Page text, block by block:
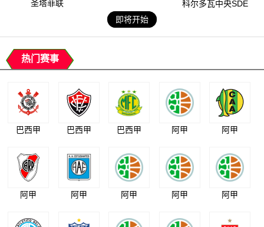
圣塔菲联
科尔多瓦中央SDE
即将开始
热门赛事
巴西甲 巴西甲 巴西甲 阿甲 阿甲
阿甲 阿甲 阿甲 阿甲 阿甲